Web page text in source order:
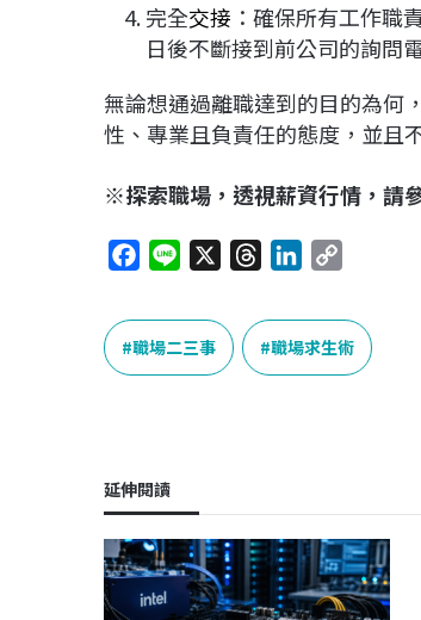
完全交接 ：確保所有工作職
日後不斷接到前公司的詢問
無論想通過離職達到的目的為何
性、專業且負責任的態度，並且
※探索職場，透視薪資行情，請
c
e
b
n
e
r
e
a
n
k
e
p
y
L
職場二三事 職場求生術
延伸閱讀